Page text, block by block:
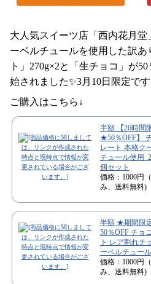
大人気スイーツ店「西内花月
ーベルチュールを使用した訳
ト」270g×2と「生チョコ」が
始されました✨3月10日限定です
ご購入はこちら↓
半額 【26時間
★50％OFF】
レート 本格ク
チュール使用
個セット
価格：1000円
み、送料無料)
半額 ★期間限
50％OFF チョ
ト レア割れチ
ーベルチュー
価格：1000円
み、送料無料)